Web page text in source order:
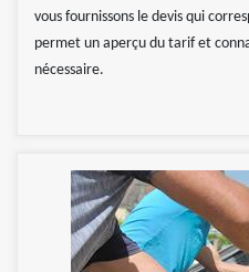
vous fournissons le devis qui
permet un aperçu du tarif et
nécessaire.